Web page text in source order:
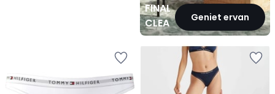
FINAL
CLEARANCEGeniet ervan